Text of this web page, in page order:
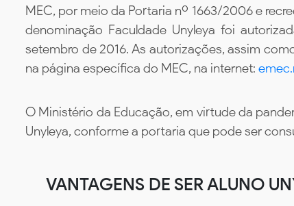
MEC, por meio da Portaria nº 1663/2006 e
denominação Faculdade Unyleya foi
setembro de 2016. As autorizações, assim
na página específica do MEC, na internet:
O Ministério da Educação, em virtude da
Unyleya, conforme a portaria que pode ser
VANTAGENS DE SER ALUNO